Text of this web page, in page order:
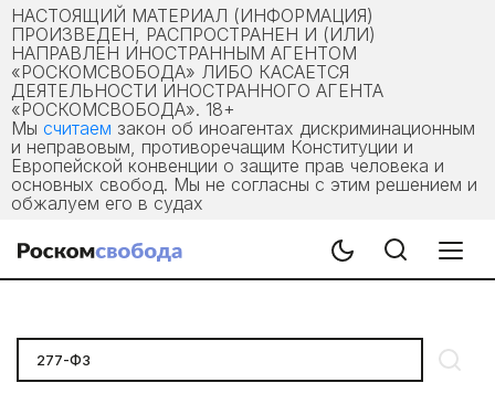
НАСТОЯЩИЙ МАТЕРИАЛ (ИНФОРМАЦИЯ)
ПРОИЗВЕДЕН, РАСПРОСТРАНЕН И (ИЛИ)
НАПРАВЛЕН ИНОСТРАННЫМ АГЕНТОМ
«РОСКОМСВОБОДА» ЛИБО КАСАЕТСЯ
ДЕЯТЕЛЬНОСТИ ИНОСТРАННОГО АГЕНТА
«РОСКОМСВОБОДА». 18+
Мы считаем закон об иноагентах дискриминационным
и неправовым, противоречащим Конституции и
Европейской конвенции о защите прав человека и
основных свобод. Мы не согласны с этим решением и
обжалуем его в судах